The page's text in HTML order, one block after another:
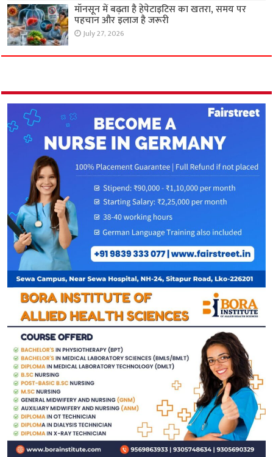
मॉनसून में बढ़ता है हेपेटाइटिस का खतरा, समय पर
पहचान और इलाज है जरूरी
July 27, 2026